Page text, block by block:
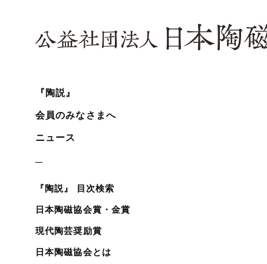
『陶説』
会員のみなさまへ
ニュース
『陶説』 目次検索
日本陶磁協会賞・金賞
現代陶芸奨励賞
日本陶磁協会とは